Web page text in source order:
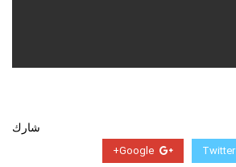
شارك
Twitter
Google+